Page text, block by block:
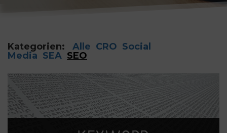
Kategorien: Alle CRO Social
Media SEA SEO